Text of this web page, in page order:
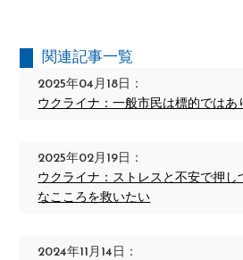
関連記事一覧
2025年04月18日：
ウクライナ：一般市民は標的ではあ
2025年02月19日：
ウクライナ：ストレスと不安で押し
なこころを救いたい
2024年11月14日：